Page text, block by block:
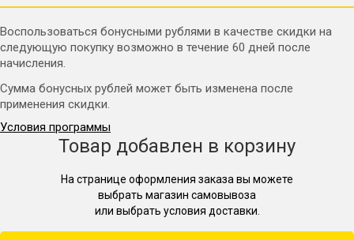
Воспользоваться бонусными рублями в качестве скидки на
следующую покупку возможно в течение 60 дней после
начисления.
Сумма бонусных рублей может быть изменена после
применения скидки.
Условия программы
Товар добавлен в корзину
На странице оформления заказа вы можете
выбрать магазин самовывоза
или выбрать условия доставки.